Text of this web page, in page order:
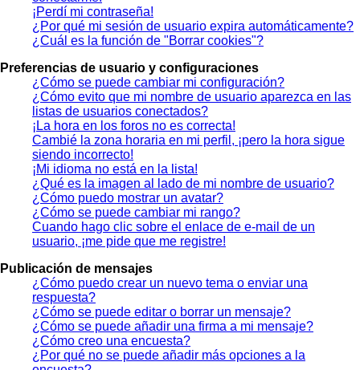
¡Perdí mi contraseña!
¿Por qué mi sesión de usuario expira automáticamente?
¿Cuál es la función de "Borrar cookies"?
Preferencias de usuario y configuraciones
¿Cómo se puede cambiar mi configuración?
¿Cómo evito que mi nombre de usuario aparezca en las
listas de usuarios conectados?
¡La hora en los foros no es correcta!
Cambié la zona horaria en mi perfil, ¡pero la hora sigue
siendo incorrecto!
¡Mi idioma no está en la lista!
¿Qué es la imagen al lado de mi nombre de usuario?
¿Cómo puedo mostrar un avatar?
¿Cómo se puede cambiar mi rango?
Cuando hago clic sobre el enlace de e-mail de un
usuario, ¡me pide que me registre!
Publicación de mensajes
¿Cómo puedo crear un nuevo tema o enviar una
respuesta?
¿Cómo se puede editar o borrar un mensaje?
¿Cómo se puede añadir una firma a mi mensaje?
¿Cómo creo una encuesta?
¿Por qué no se puede añadir más opciones a la